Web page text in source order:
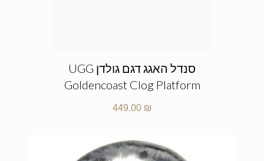
סנדל האגג דגם גולדן UGG
Goldencoast Clog Platform
449.00 ₪